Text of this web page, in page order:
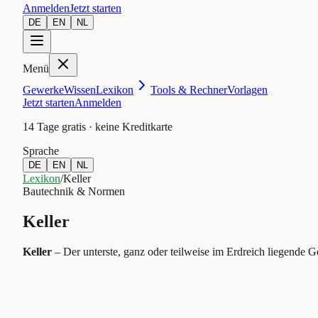
AnmeldenJetzt starten
DE EN NL
Menü
GewerkeWissenLexikon Tools & RechnerVorlagen
Jetzt startenAnmelden
14 Tage gratis · keine Kreditkarte
Sprache
DE EN NL
Lexikon/Keller
Bautechnik & Normen
Keller
Keller – Der unterste, ganz oder teilweise im Erdreich liegende